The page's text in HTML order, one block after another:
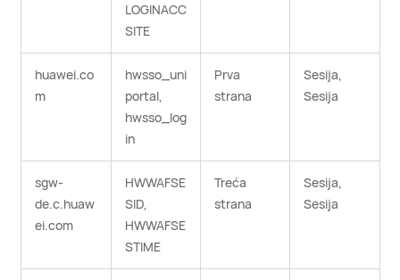
LOGINACC
SITE
huawei.co
m
hwsso_uni
portal,
hwsso_log
in
Prva
strana
Sesija,
Sesija
sgw-
de.c.huaw
ei.com
HWWAFSE
SID,
HWWAFSE
STIME
Treća
strana
Sesija,
Sesija